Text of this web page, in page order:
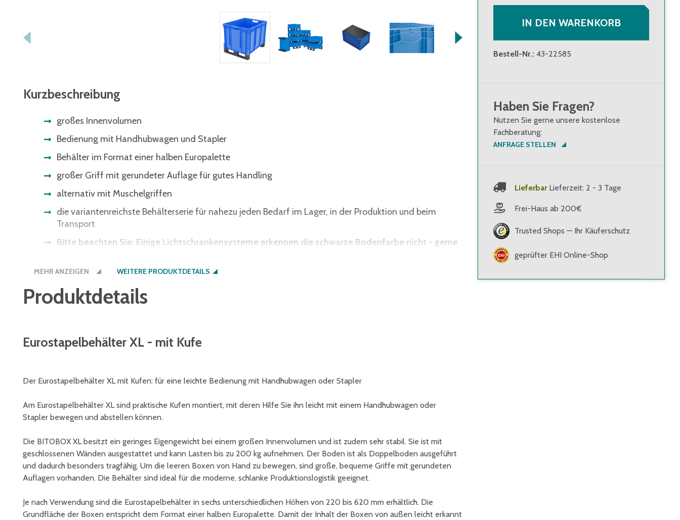
Kurzbeschreibung
großes Innenvolumen
Bedienung mit Handhubwagen und Stapler
Behälter im Format einer halben Europalette
großer Griff mit gerundeter Auflage für gutes Handling
alternativ mit Muschelgriffen
die variantenreichste Behälterserie für nahezu jeden Bedarf im Lager, in der Produktion und beim
Transport
Bitte beachten Sie: Einige Lichtschrankensysteme erkennen die schwarze Bodenfarbe nicht - gerne
MEHR ANZEIGEN WEITERE PRODUKTDETAILS
Produktdetails
Eurostapelbehälter XL - mit Kufe
Der Eurostapelbehälter XL mit Kufen: für eine leichte Bedienung mit Handhubwagen oder Stapler
Am Eurostapelbehälter XL sind praktische Kufen montiert, mit deren Hilfe Sie ihn leicht mit einem Handhubwagen oder
Stapler bewegen und abstellen können.
Die BITOBOX XL besitzt ein geringes Eigengewicht bei einem großen Innenvolumen und ist zudem sehr stabil. Sie ist mit
geschlossenen Wänden ausgestattet und kann Lasten bis zu 200 kg aufnehmen. Der Boden ist als Doppelboden ausgeführt
und dadurch besonders tragfähig. Um die leeren Boxen von Hand zu bewegen, sind große, bequeme Griffe mit gerundeten
Auflagen vorhanden. Die Behälter sind ideal für die moderne, schlanke Produktionslogistik geeignet.
Je nach Verwendung sind die Eurostapelbehälter in sechs unterschiedlichen Höhen von 220 bis 620 mm erhältlich. Die
Grundfläche der Boxen entspricht dem Format einer halben Europalette. Damit der Inhalt der Boxen von außen leicht erkannt
IN DEN WARENKORB
Bestell-Nr.: 43-22585
Haben Sie Fragen?
Nutzen Sie gerne unsere kostenlose
Fachberatung:
ANFRAGE STELLEN
Lieferbar Lieferzeit: 2 - 3 Tage
Frei-Haus ab 200€
Trusted Shops — Ihr Käuferschutz
geprüfter EHI Online-Shop